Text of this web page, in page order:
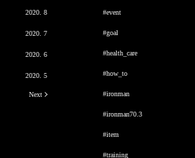
2020. 8
2020. 7
2020. 6
2020. 5
Next
#event
#goal
#health_care
#how_to
#ironman
#ironman70.3
#item
#training